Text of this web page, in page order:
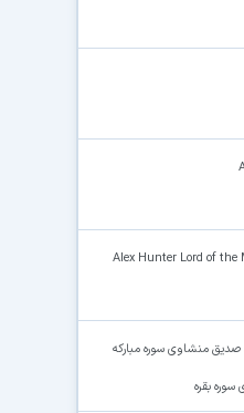
Alex Hunter Lord of
منشاوی سوره مبارکه
بقره